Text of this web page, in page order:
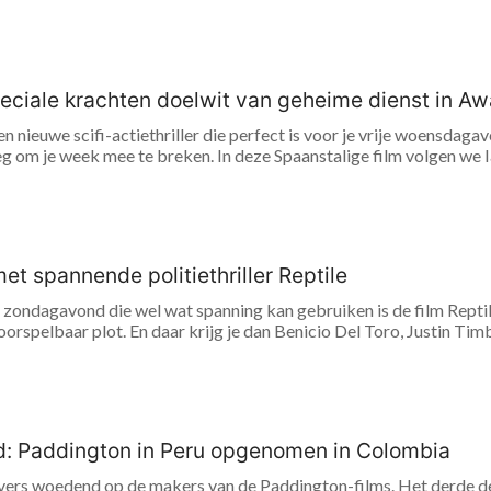
krachten doelwit van geheime dienst in
nieuwe scifi-actiethriller die perfect is voor je vrije
om je week mee te breken. In deze Spaanstalige film volgen we
spannende politiethriller Reptile
die wel wat spanning kan gebruiken is de film
plot. En daar krijg je dan Benicio Del Toro, Justin
Paddington in Peru opgenomen in Colombia
woedend op de makers van de Paddington-films. Het derde